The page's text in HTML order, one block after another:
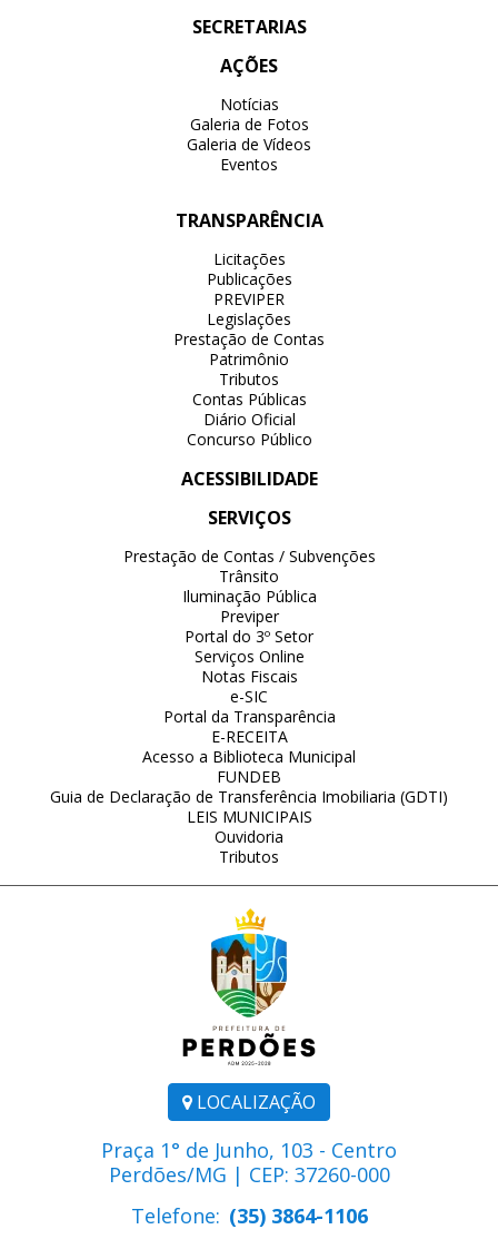
LOCALIZAÇÃO
Praça 1° de Junho, 103 - Centro
Perdões/MG | CEP: 37260-000
Telefone: (35) 3864-1106
SECRETARIAS
AÇÕES
Notícias
Galeria de Fotos
Galeria de Vídeos
Eventos
TRANSPARÊNCIA
Licitações
Publicações
PREVIPER
Legislações
Prestação de Contas
Patrimônio
Tributos
Contas Públicas
Diário Oficial
Concurso Público
ACESSIBILIDADE
SERVIÇOS
Prestação de Contas / Subvenções
Trânsito
Iluminação Pública
Previper
Portal do 3º Setor
Serviços Online
Notas Fiscais
e-SIC
Portal da Transparência
E-RECEITA
Acesso a Biblioteca Municipal
FUNDEB
Guia de Declaração de Transferência Imobiliaria (GDTI)
LEIS MUNICIPAIS
Ouvidoria
Tributos